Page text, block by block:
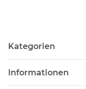
Kategorien
Informationen